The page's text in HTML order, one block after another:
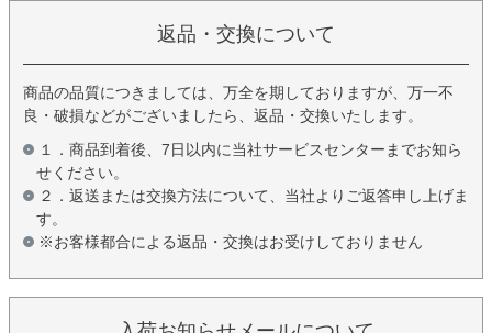
返品・交換について
商品の品質につきましては、万全を期しておりますが、万一不
良・破損などがございましたら、返品・交換いたします。
１．商品到着後、7日以内に当社サービスセンターまでお知ら
せください。
２．返送または交換方法について、当社よりご返答申し上げま
す。
※お客様都合による返品・交換はお受けしておりません